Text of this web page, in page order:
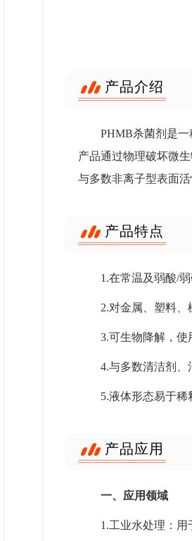
产品介绍
PHMB杀菌剂是一
产品通过物理破坏微
与多数非离子型表面
产品特点
1.在常温及弱酸/
2.对金属、塑料、
3.可生物降解，使
4.与多数清洁剂、
5.液体形态易于稀
产品应用
一、应用领域
1.工业水处理：用